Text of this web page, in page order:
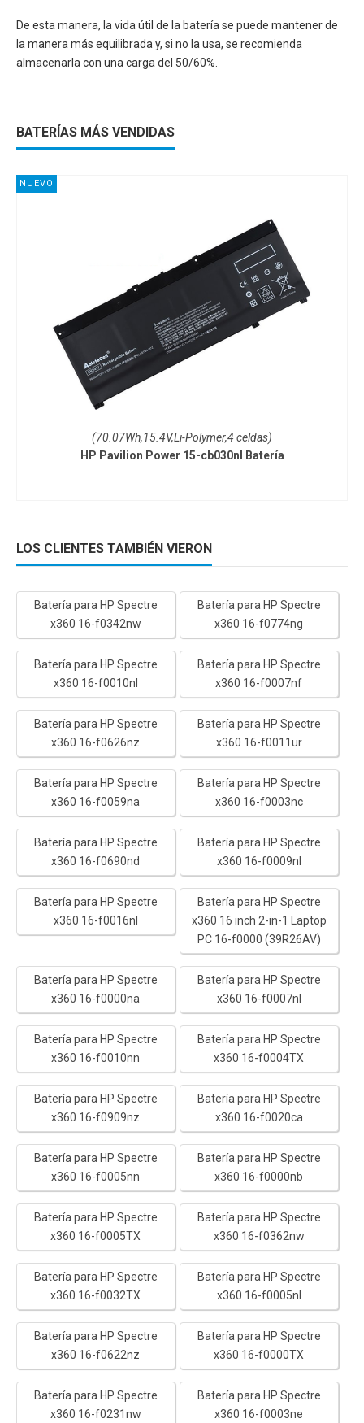
De esta manera, la vida útil de la batería se puede mantener de
la manera más equilibrada y, si no la usa, se recomienda
almacenarla con una carga del 50/60%.
BATERÍAS MÁS VENDIDAS
NUEVO
(70.07Wh,15.4V,Li-Polymer,4 celdas)
HP Pavilion Power 15-cb030nl Batería
LOS CLIENTES TAMBIÉN VIERON
Batería para HP Spectre
x360 16-f0342nw
Batería para HP Spectre
x360 16-f0774ng
Batería para HP Spectre
x360 16-f0010nl
Batería para HP Spectre
x360 16-f0007nf
Batería para HP Spectre
x360 16-f0626nz
Batería para HP Spectre
x360 16-f0011ur
Batería para HP Spectre
x360 16-f0059na
Batería para HP Spectre
x360 16-f0003nc
Batería para HP Spectre
x360 16-f0690nd
Batería para HP Spectre
x360 16-f0009nl
Batería para HP Spectre
x360 16-f0016nl
Batería para HP Spectre
x360 16 inch 2-in-1 Laptop
PC 16-f0000 (39R26AV)
Batería para HP Spectre
x360 16-f0000na
Batería para HP Spectre
x360 16-f0007nl
Batería para HP Spectre
x360 16-f0010nn
Batería para HP Spectre
x360 16-f0004TX
Batería para HP Spectre
x360 16-f0909nz
Batería para HP Spectre
x360 16-f0020ca
Batería para HP Spectre
x360 16-f0005nn
Batería para HP Spectre
x360 16-f0000nb
Batería para HP Spectre
x360 16-f0005TX
Batería para HP Spectre
x360 16-f0362nw
Batería para HP Spectre
x360 16-f0032TX
Batería para HP Spectre
x360 16-f0005nl
Batería para HP Spectre
x360 16-f0622nz
Batería para HP Spectre
x360 16-f0000TX
Batería para HP Spectre
x360 16-f0231nw
Batería para HP Spectre
x360 16-f0003ne